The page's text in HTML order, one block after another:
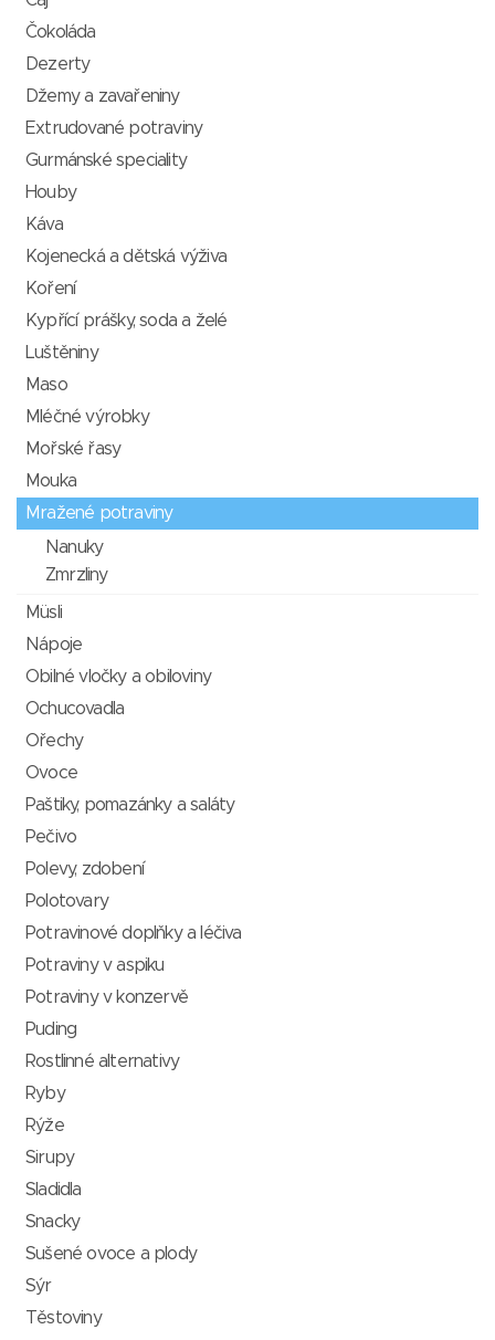
Čokoláda
Dezerty
Džemy a zavařeniny
Extrudované potraviny
Gurmánské speciality
Houby
Káva
Kojenecká a dětská výživa
Koření
Kypřící prášky, soda a želé
Luštěniny
Maso
Mléčné výrobky
Mořské řasy
Mouka
Mražené potraviny
Nanuky
Zmrzliny
Müsli
Nápoje
Obilné vločky a obiloviny
Ochucovadla
Ořechy
Ovoce
Paštiky, pomazánky a saláty
Pečivo
Polevy, zdobení
Polotovary
Potravinové doplňky a léčiva
Potraviny v aspiku
Potraviny v konzervě
Puding
Rostlinné alternativy
Ryby
Rýže
Sirupy
Sladidla
Snacky
Sušené ovoce a plody
Sýr
Těstoviny